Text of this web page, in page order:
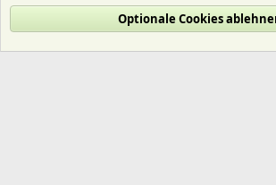
Nutzungsbedingungen
Datenschutz Hilfe
R
Optionale Cookies